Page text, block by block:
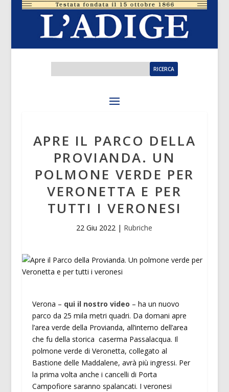
APRE IL PARCO DELLA
PROVIANDA. UN
POLMONE VERDE PER
VERONETTA E PER
TUTTI I VERONESI
22 Giu 2022 | Rubriche
Verona – qui il nostro video – ha un nuovo
parco da 25 mila metri quadri. Da domani apre
l’area verde della Provianda, all’interno dell’area
che fu della storica caserma Passalacqua. Il
polmone verde di Veronetta, collegato al
Bastione delle Maddalene, avrà più ingressi. Per
la prima volta anche i cancelli di Porta
Campofiore saranno spalancati. I veronesi